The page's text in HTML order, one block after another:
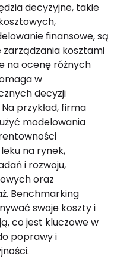
decyzyjne, takie
finansowe, są
kosztami
na ocenę różnych
w
decyzji
przykład, firma
modelowania
na rynek,
i rozwoju,
oraz
Benchmarking
swoje koszty i
co jest kluczowe w
poprawy i